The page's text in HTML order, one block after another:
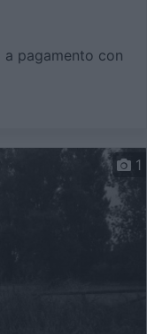
pagamento con
1